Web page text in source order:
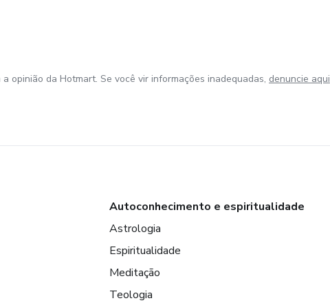
opinião da Hotmart. Se você vir informações inadequadas, denuncie aqui
Autoconhecimento e espiritualidade
Astrologia
Espiritualidade
Meditação
Teologia